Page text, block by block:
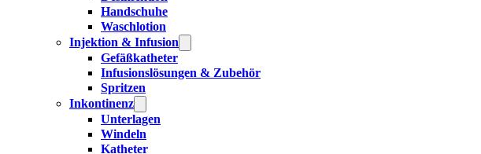
Handschuhe
Waschlotion
Injektion & Infusion
Gefäßkatheter
Infusionslösungen & Zubehör
Spritzen
Inkontinenz
Unterlagen
Windeln
Katheter